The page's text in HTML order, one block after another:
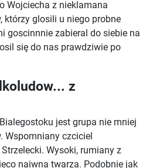
Wojciecha z nieklamana
którzy glosili u niego probne
goscinnnie zabieral do siebie na
się do nas prawdziwie po
z
jest grupa nie mniej
Wspomniany czciciel
Wysoki, rumiany z
naiwna twarza. Podobnie jak